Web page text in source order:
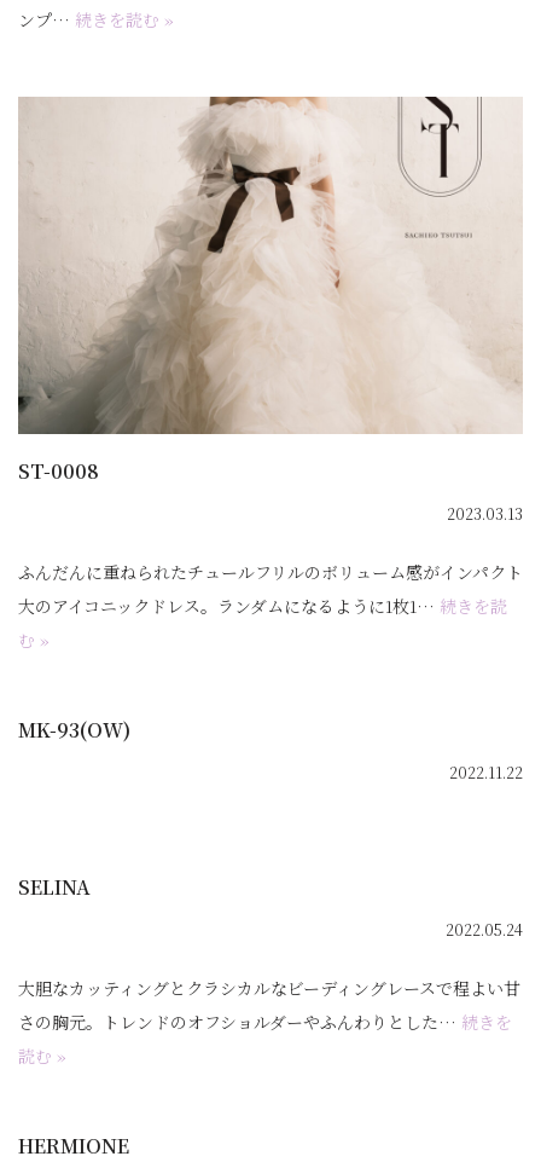
ンプ… 続きを読む »
ST-0008
2023.03.13
ふんだんに重ねられたチュールフリルのボリューム感がインパクト
大のアイコニックドレス。ランダムになるように1枚1… 続きを読
む »
MK-93(OW)
2022.11.22
SELINA
2022.05.24
大胆なカッティングとクラシカルなビーディングレースで程よい甘
さの胸元。トレンドのオフショルダーやふんわりとした… 続きを
読む »
HERMIONE